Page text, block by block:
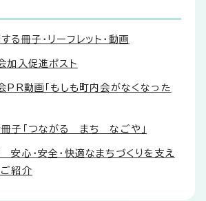
る冊子・リーフレット・動画
加入促進ポスト
PR動画「もしも町内会がなくなった
子「つながる まち なごや」
心・安全・快適なまちづくりを支え
紹介